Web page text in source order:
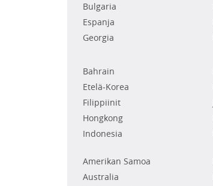
Bulgaria
Espanja
Georgia
Bahrain
Etelä-Korea
Filippiinit
Hongkong
Indonesia
Amerikan Samoa
Australia